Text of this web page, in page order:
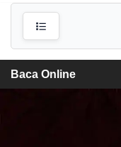
Baca Online